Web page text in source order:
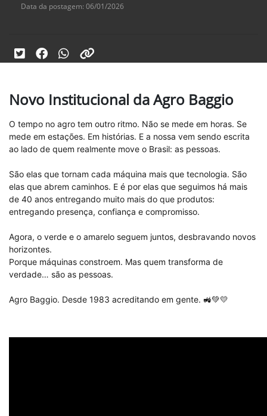
Data da postagem: 06/01/2026
Novo Institucional da Agro Baggio
O tempo no agro tem outro ritmo. Não se mede em horas. Se
mede em estações. Em histórias. E a nossa vem sendo escrita
ao lado de quem realmente move o Brasil: as pessoas.
São elas que tornam cada máquina mais que tecnologia. São
elas que abrem caminhos. E é por elas que seguimos há mais
de 40 anos entregando muito mais do que produtos:
entregando presença, confiança e compromisso.
Agora, o verde e o amarelo seguem juntos, desbravando novos
horizontes.
Porque máquinas constroem. Mas quem transforma de
verdade… são as pessoas.
Agro Baggio. Desde 1983 acreditando em gente. 🚜💚💛